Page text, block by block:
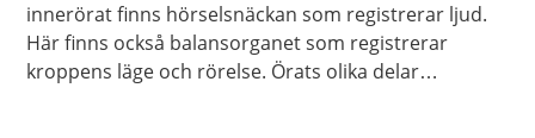
innerörat finns hörselsnäckan som registrerar ljud.
Här finns också balansorganet som registrerar
kroppens läge och rörelse. Örats olika delar